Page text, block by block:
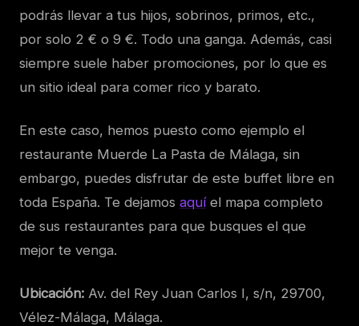
podrás llevar a tus hijos, sobrinos, primos, etc.,
por solo 2 € o 9 €. Todo una ganga. Además, casi
siempre suele haber promociones, por lo que es
un sitio ideal para comer rico y barato.
En este caso, hemos puesto como ejemplo el
restaurante Muerde La Pasta de Málaga, sin
embargo, puedes disfrutar de este buffet libre en
toda España. Te dejamos aquíel mapa completo
de sus restaurantes para que busques el que
mejor te venga.
Ubicación: Av. del Rey Juan Carlos I, s/n, 29700,
Vélez-Málaga, Málaga.